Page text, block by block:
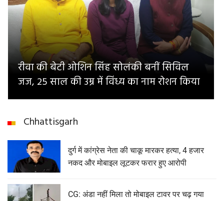
रीवा की बेटी ओशिन सिंह सोलंकी बनीं सिविल
जज, 25 साल की उम्र में विंध्य का नाम रोशन किया
Chhattisgarh
दुर्ग में कांग्रेस नेता की चाकू मारकर हत्या, 4 हजार
नकद और मोबाइल लूटकर फरार हुए आरोपी
CG: अंडा नहीं मिला तो मोबाइल टावर पर चढ़ गया